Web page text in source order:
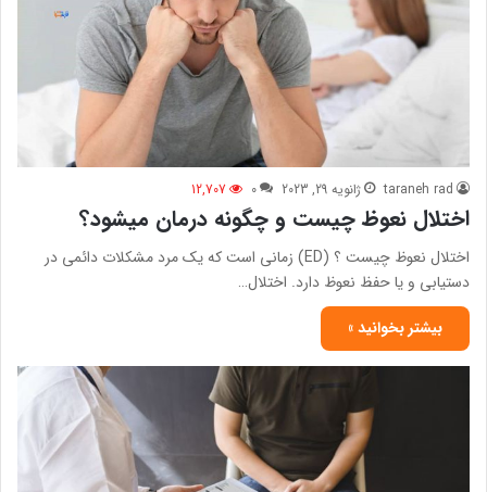
taraneh rad ژانویه 29, 2023 0
12,707
اختلال نعوظ چیست و چگونه درمان میشود؟
اختلال نعوظ چیست ؟ (ED) زمانی است که یک مرد مشکلات دائمی در
دستیابی و یا حفظ نعوظ دارد. اختلال…
بیشتر بخوانید »